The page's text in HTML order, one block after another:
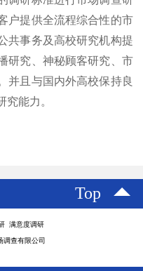
户提供全流程综合性的市
共事务及高校研究机构提
研究、神秘顾客研究、市
并且与国内外高校保持良
能力。
Top
满意度调研
调查有限公司